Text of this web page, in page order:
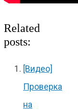
Related
posts:
[Видео]
Проверка
на